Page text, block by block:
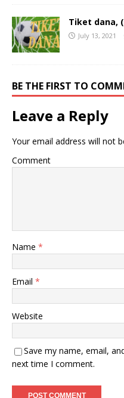
Tiket dana,
July 13, 2021
BE THE FIRST TO
Leave a Reply
Your email address will not
Comment
Name *
Email *
Website
Save my name, email,
next time I comment.